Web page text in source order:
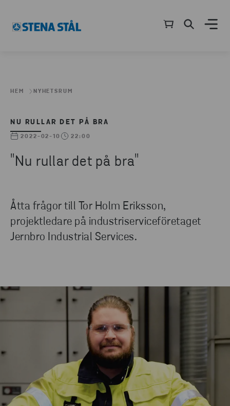
HEM NYHETSRUM
NU RULLAR DET PÅ BRA
2022-02-10 22:00
"Nu rullar det på bra"
Åtta frågor till Tor Holm Eriksson,
projektledare på industriserviceföretaget
Jernbro Industrial Services.